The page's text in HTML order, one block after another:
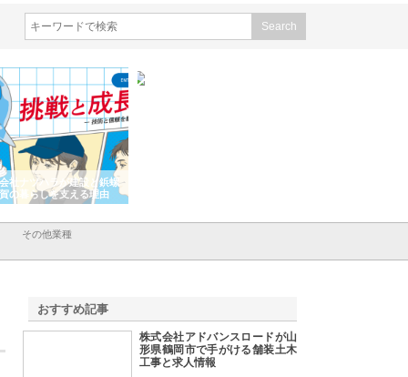
社ナツハラが建設と鋲螺
の暮らしを支える理由
その他業種
おすすめ記事
株式会社アドバンスロードが山
形県鶴岡市で手がける舗装土木
工事と求人情報